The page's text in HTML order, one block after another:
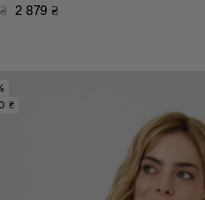
₴ 2 879 ₴
₴